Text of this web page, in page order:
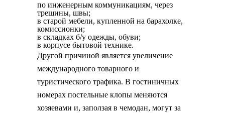
по инженерным коммуникациям, через
трещины, швы;
в старой мебели, купленной на барахолке,
комиссионки;
в складках б/у одежды, обуви;
в корпусе бытовой технике.
Другой причиной является увеличение
международного товарного и
туристического трафика. В гостиничных
номерах постельные клопы меняются
хозяевами и, заползая в чемодан, могут за